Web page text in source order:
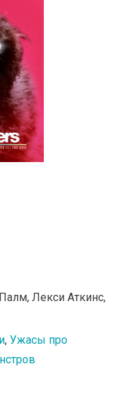
Лекси Аткинс,
, Ужасы про